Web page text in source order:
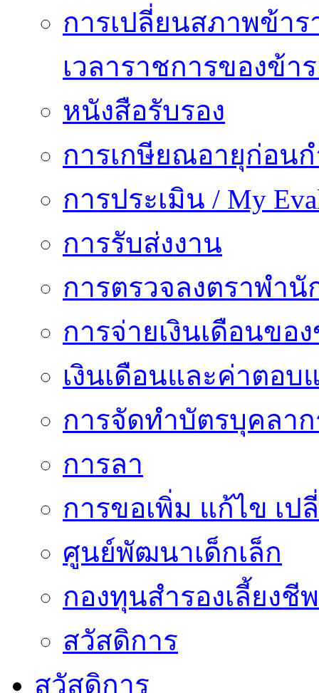
การเปลี่ยนสภาพข้า
เวลาราชการของข้า
หนังสือรับรอง
การเกษียณอายุก่อน
การประเมิน / My
การรับส่งงาน
การตรวจลงตราพำ
การจ่ายเงินเดือนขอ
เงินเดือนและค่าตอบ
การจัดทำบัตรบุคลา
การลา
การขอเพิ่ม แก้ไข เ
ศูนย์พัฒนาเด็กเล็ก
กองทุนสำรองเลี้ยงชีพ
สวัสดิการ
สวัสดิการ